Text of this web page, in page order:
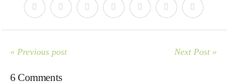
Resto
« Previous post Next Post »
6 Comments